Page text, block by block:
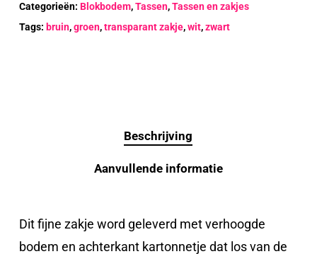
Categorieën: Blokbodem,Tassen,Tassen en zakjes
Tags: bruin,groen,transparant zakje,wit,zwart
Beschrijving
Aanvullende informatie
Dit fijne zakje word geleverd met verhoogde
bodem en achterkant kartonnetje dat los van de